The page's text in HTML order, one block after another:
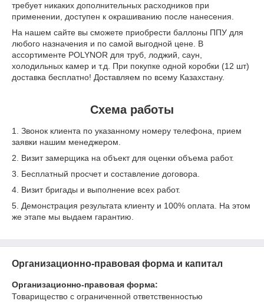
требует никаких дополнительных расходников при
применении, доступен к окрашиванию после нанесения.
На нашем сайте вы сможете приобрести баллоны ППУ для
любого назначения и по самой выгодной цене. В
ассортименте POLYNOR для труб, лоджий, саун,
холодильных камер и т.д. При покупке одной коробки (12 шт)
доставка бесплатно! Доставляем по всему Казахстану.
Схема работы
1. Звонок клиента по указанному номеру телефона, прием
заявки нашим менеджером.
2. Визит замерщика на объект для оценки объема работ.
3. Бесплатный просчет и составление договора.
4. Визит бригады и выполнение всех работ.
5. Демонстрация результата клиенту и 100% оплата. На этом
же этапе мы выдаем гарантию.
Организационно-правовая форма и капитал
Организационно-правовая форма:
Товарищество с ограниченной ответственностью